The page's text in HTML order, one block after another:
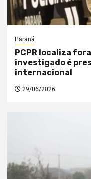
Paraná
PCPR localiza
investigado é
internacional
29/06/2026